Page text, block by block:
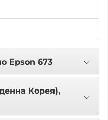
Epson 673
Корея),